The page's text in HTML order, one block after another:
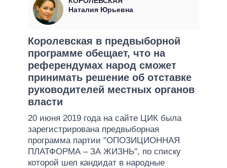
МНЕНИЯ
ОБЗОРЫ
ДАЙДЖЕСТЫ
МИР
ВСЕ ПОЛИТИКИ
ПРЕЗИДЕНТ И ОФИС
ВЕРХОВНАЯ РАДА
КАБИНЕТ МИНИСТРОВ
ГЛАВЫ ОБЛАДМИНИСТРАЦИЙ
МЭРЫ
ВСЕ ПЕРСОНЫ
ИНФОГРАФИКА
ПОДДЕРЖАТЬ
СРАВНЕНИЕ ПОЛИТИКОВ
Наталия Юрьевна
Королевская в предвыборной
программе обещает, что на
референдумах народ сможет
принимать решение об отставке
руководителей местных органов
власти
20 июня 2019 года на сайте ЦИК была
зарегистрирована предвыборная
программа партии "ОПОЗИЦИОННАЯ
ПЛАТФОРМА – ЗА ЖИЗНЬ", по списку
которой шел кандидат в народные